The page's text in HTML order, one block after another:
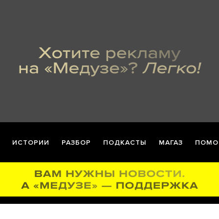
ИСТОРИИ РАЗБОР ПОДКАСТЫ МАГАЗ